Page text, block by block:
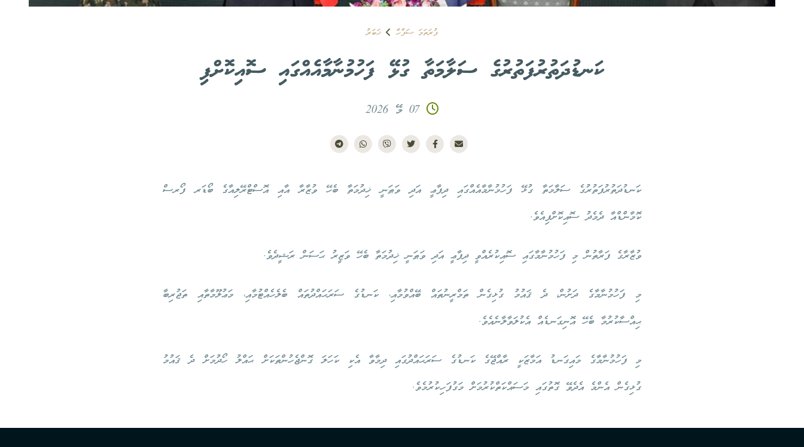
ފުރަތަމަ ސަފްހާ ޚަބަރު
ކަނޑުދަތުރުފަތުރުގެ ސަލާމަތާ ގުޅޭ ފަހުމުނާމާއެއްގައި ސޮއިކޮށްފި
07 މޭ 2026
ކަނޑުދަތުރުފަތުރުގެ ސަލާމަތާ ގުޅޭ ފަހުމުނާމާއެއްގައި ދިފާޢީ އަދި ވަޠަނީ ޚިދުމަތާ ބެހޭ ވުޒާރާ އާއި އޮސްޓްރޭލިއާގެ ބޯޑަރ ފޯރސް
ކޮމާންޑްއާ ދެމެދު ސޮއިކޮށްފިއެވެ.
ވުޒާރާގެ ފަރާތުން މި ފަހުމުނާމާގައި ސޮއިކުރެއްވީ ދިފާޢީ އަދި ވަޠަނީ ޚިދުމަތާ ބެހޭ ވަޒީރު ޙަސަން ރަޝީދެވެ.
މި ފަހުމުނާމާގެ ދަށުން، ދެ ޤައުމު ގުޅިގެން ތަމްރީނުތައް ބޭއްވުމާއި، ކަނޑުގެ ސަރަޙައްދުތައް ބެލެހެއްޓުމާއި، މަޢުލޫމާތާއި ތަޖުރިބާ
ޙިއްސާކުރުމާ ބެހޭ އޮނިގަނޑެއް އެކުލަވާލާނެއެވެ.
މި ފަހުމުނާމާގެ މައިގަނޑު އަމާޒަކީ ރާއްޖޭގެ ކަނޑުގެ ސަރަޙައްދުގައި ދިމާވާ އެކި ކަހަލަ ގޮންޖެހުންތަކަށް ޙައްލު ހޯދުމަށް ދެ ޤައުމު
ގުޅިގެން އެންމެ އެދެވޭ ގޮތުގައި މަސައްކަތްކުރުމަށް މަގުފަހިކުރުމެވެ.